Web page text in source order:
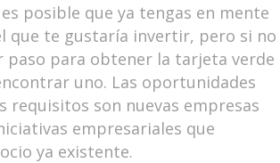
posible que ya tengas en mente
que te gustaría invertir, pero si no
paso para obtener la tarjeta verde
uno. Las oportunidades
requisitos son nuevas empresas
empresariales que
ya existente.